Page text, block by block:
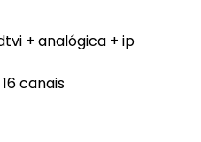
+ analógica + ip
canais